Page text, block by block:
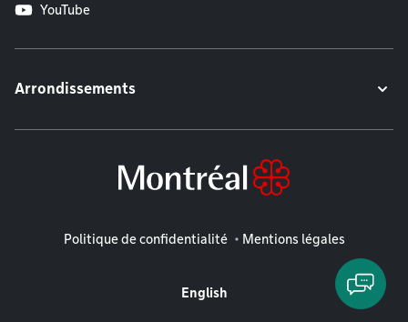
YouTube
Arrondissements
Mentions légales
Politique de confidentialité Mentions légales
English